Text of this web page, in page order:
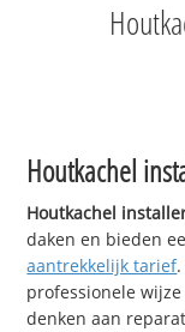
Houtkachel
Houtkachel
daken en bieden
aantrekkelijk tarief
professionele
denken aan